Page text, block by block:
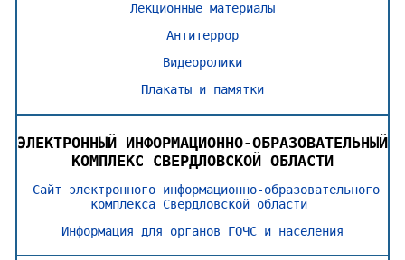
Лекционные материалы
Антитеррор
Видеоролики
Плакаты и памятки
ЭЛЕКТРОННЫЙ ИНФОРМАЦИОННО-ОБРАЗОВАТЕЛЬНЫЙ
КОМПЛЕКС СВЕРДЛОВСКОЙ ОБЛАСТИ
Сайт электронного информационно-образовательного
комплекса Свердловской области
Информация для органов ГОЧС и населения